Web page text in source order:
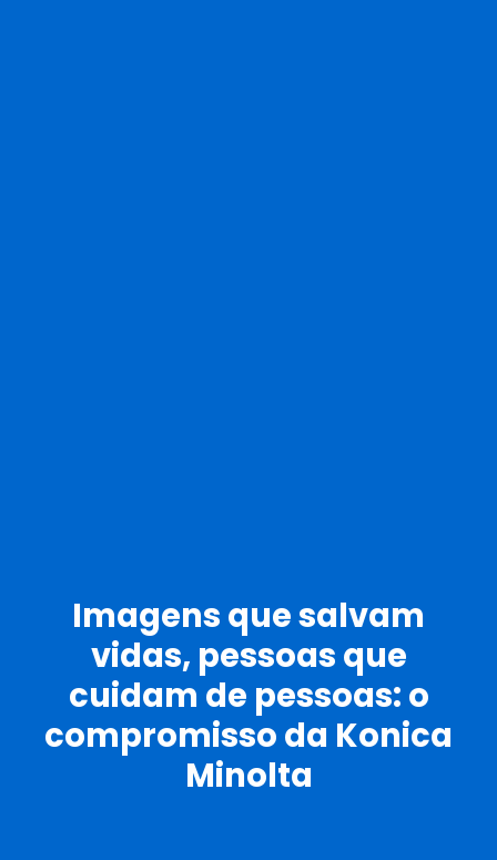
Imagens que salvam
vidas, pessoas que
cuidam de pessoas: o
compromisso da Konica
Minolta